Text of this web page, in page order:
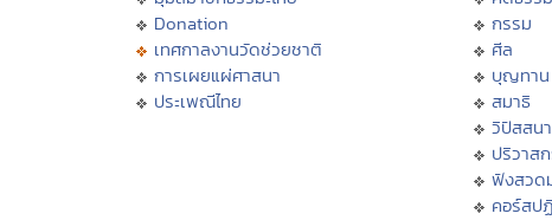
Donation
เทศกาลงานวัดช่วยชาติ
การเผยแผ่ศาสนา
ประเพณีไทย
กรรม
ศีล
บุญทาน
สมาธิ
วิปัสสนา
ปริวาส
ฟังสวด
คอร์สป